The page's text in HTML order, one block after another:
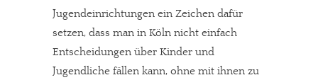
Jugendeinrichtungen ein Zeichen dafür
setzen, dass man in Köln nicht einfach
Entscheidungen über Kinder und
Jugendliche fällen kann, ohne mit ihnen zu